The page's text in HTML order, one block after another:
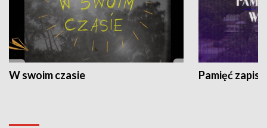
W swoim czasie Pamięć